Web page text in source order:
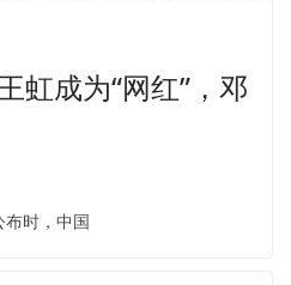
虹成为“网红”，邓
时，中国